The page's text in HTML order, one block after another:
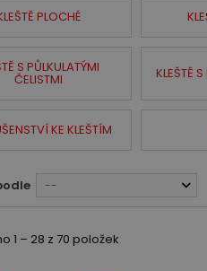
PLOCHÉ
S PŮLKULATÝMI
ČELISTMI KLEŠTĚ
KE KLEŠTÍM
--
1 – 28 z 70 položek